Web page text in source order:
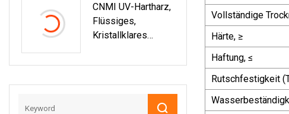
Vom BPA-Typ
CNMI UV-Hartharz,
Flüssiges,
Kristallklares
Vollständige
Härte, ≥
Haftung, ≤
Rutschfestigkeit